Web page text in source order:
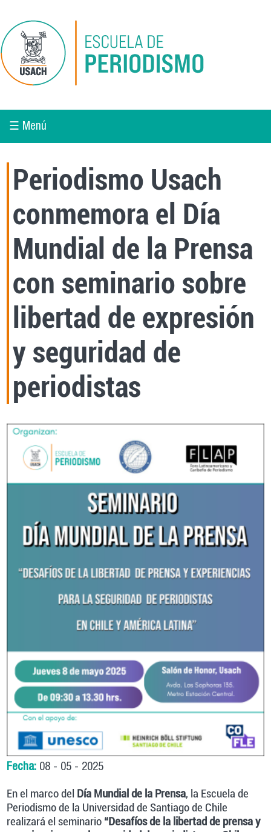
☰ Menú
Periodismo Usach
conmemora el Día
Mundial de la Prensa
con seminario sobre
libertad de expresión
y seguridad de
periodistas
Fecha: 08 - 05 - 2025
En el marco del Día Mundial de la Prensa, la Escuela de
Periodismo de la Universidad de Santiago de Chile
realizará el seminario “Desafíos de la libertad de prensa y